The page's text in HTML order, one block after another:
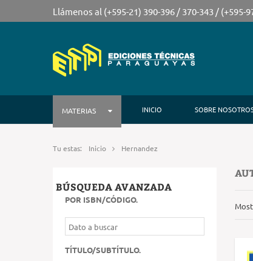
Llámenos al (+595-21) 390-396 / 370-343 / (+595-
MATERIAS INICIO SOBRE
Tu estas: Inicio Hernandez
BÚSQUEDA AVANZADA
POR ISBN/CÓDIGO.
TÍTULO/SUBTÍTULO.